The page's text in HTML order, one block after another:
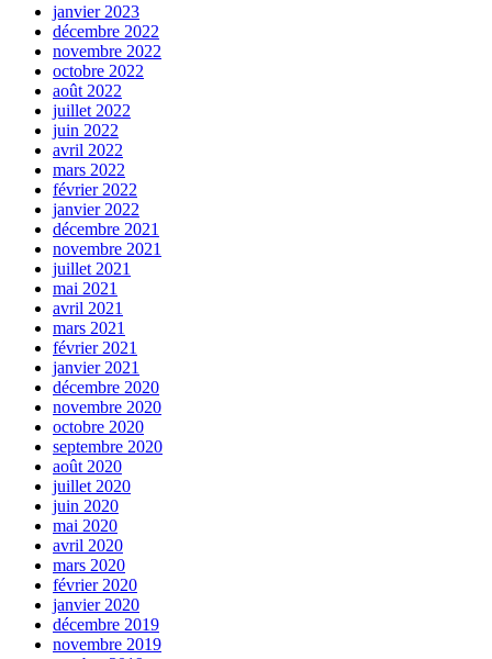
janvier 2023
décembre 2022
novembre 2022
octobre 2022
août 2022
juillet 2022
juin 2022
avril 2022
mars 2022
février 2022
janvier 2022
décembre 2021
novembre 2021
juillet 2021
mai 2021
avril 2021
mars 2021
février 2021
janvier 2021
décembre 2020
novembre 2020
octobre 2020
septembre 2020
août 2020
juillet 2020
juin 2020
mai 2020
avril 2020
mars 2020
février 2020
janvier 2020
décembre 2019
novembre 2019